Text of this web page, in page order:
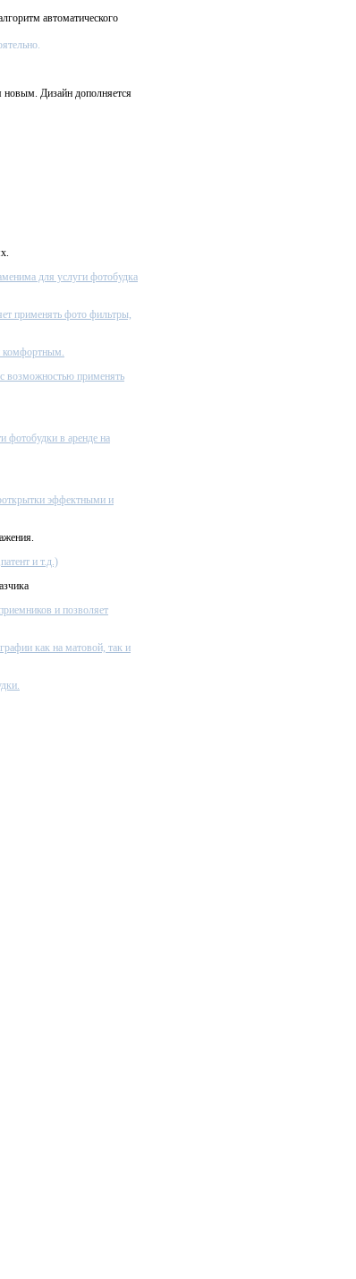
автоматического
новым. Дизайн дополняется
для услуги фотобудка
применять фото фильтры,
комфортным.
возможностью применять
фотобудки в аренде на
эффектными и
и т.д.)
и позволяет
как на матовой, так и